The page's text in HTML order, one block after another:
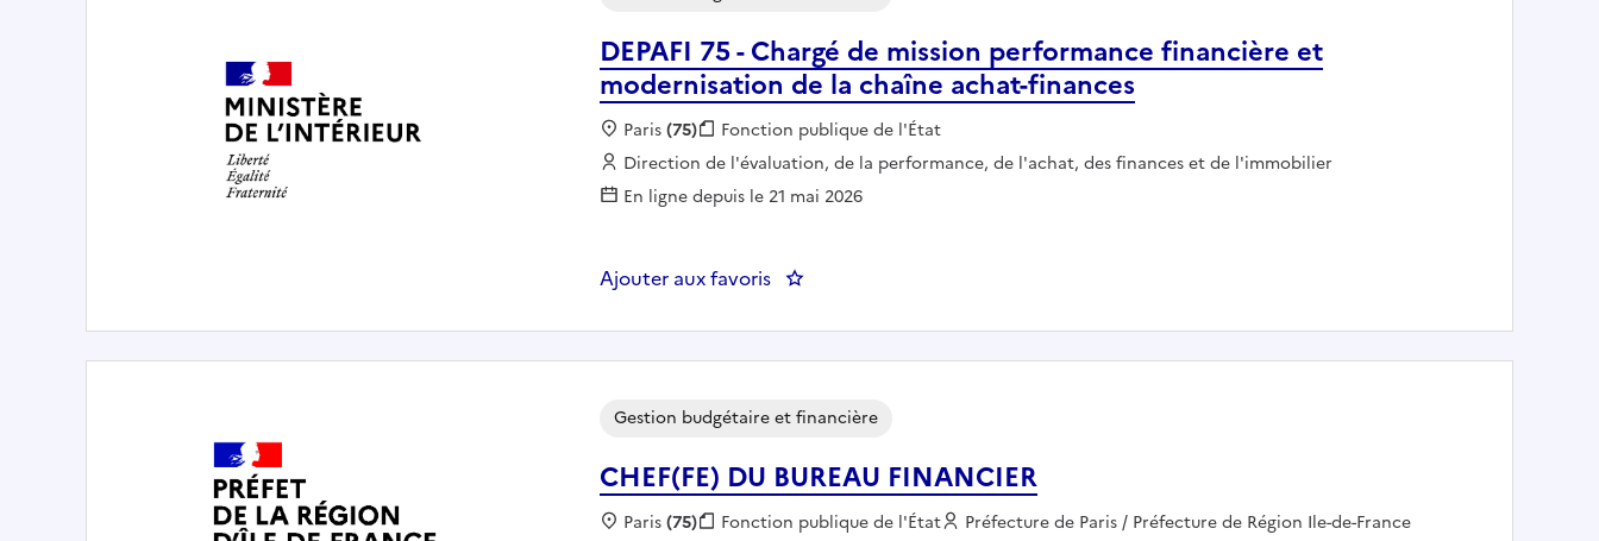
DEPAFI 75 - Chargé de mission performance financière et
modernisation de la chaîne achat-finances
Localisation :
Paris(75) Fonction publique :
Fonction publique de l'État
Employeur :
Direction de l'évaluation, de la performance, de l'achat, des finances et de l'immobilier
En ligne depuis le 21 mai 2026
Ajouter aux favoris : DEPAFI 75 - Chargé de mission performance financière et modernisation de la chaîne
CHEF(FE) DU BUREAU FINANCIER
Gestion budgétaire et financière
Localisation :
Paris(75) Fonction publique :
Fonction publique de l'État Employeur :
Préfecture de Paris / Préfecture de Région Ile-de-France